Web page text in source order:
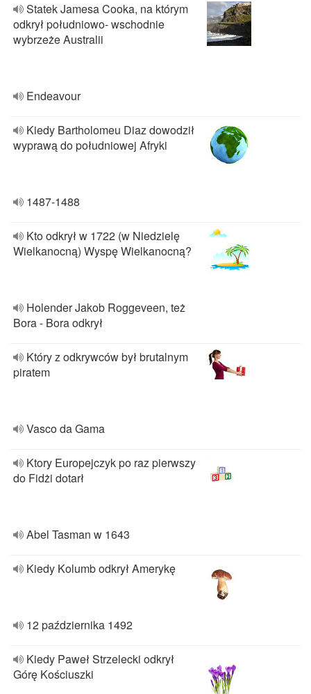
Statek Jamesa Cooka, na którym
odkrył południowo- wschodnie
wybrzeże Australii
Endeavour
Kiedy Bartholomeu Diaz dowodził
wyprawą do południowej Afryki
1487-1488
Kto odkrył w 1722 (w Niedzielę
Wielkanocną) Wyspę Wielkanocną?
Holender Jakob Roggeveen, też
Bora - Bora odkrył
Który z odkrywców był brutalnym
piratem
Vasco da Gama
Ktory Europejczyk po raz pierwszy
do Fidżi dotarł
Abel Tasman w 1643
Kiedy Kolumb odkrył Amerykę
12 października 1492
Kiedy Paweł Strzelecki odkrył
Górę Kościuszki